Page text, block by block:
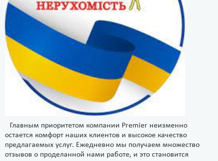
Главным приоритетом компании Premier неизменно
остается комфорт наших клиентов и высокое качество
предлагаемых услуг. Ежедневно мы получаем множество
отзывов о проделанной нами работе, и это становится